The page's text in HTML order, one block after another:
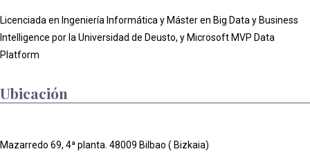
Licenciada en Ingeniería Informática y Máster en Big Data y Business
Intelligence por la Universidad de Deusto, y Microsoft MVP Data
Platform
Ubicación
Mazarredo 69, 4ª planta. 48009 Bilbao ( Bizkaia)